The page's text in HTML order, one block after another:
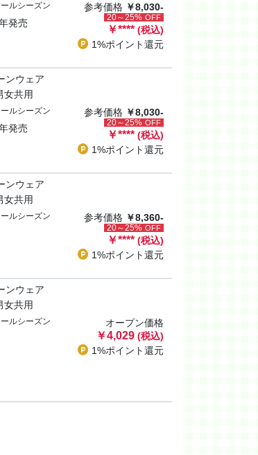
ルシーズン
発売
参考価格 ￥8,030-
20～25% OFF
￥**** (税込)
1%ポイント還元
ンウェア
女共用
ルシーズン
発売
参考価格 ￥8,030-
20～25% OFF
￥**** (税込)
1%ポイント還元
ンウェア
女共用
ルシーズン 参考価格 ￥8,360-
20～25% OFF
￥**** (税込)
1%ポイント還元
ンウェア
女共用
ルシーズン オープン価格
￥4,029 (税込)
1%ポイント還元